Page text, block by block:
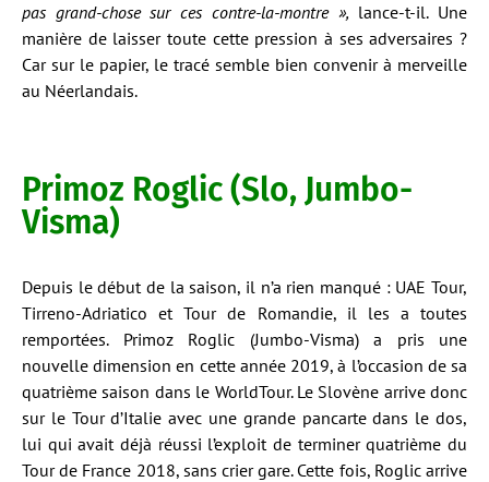
pas grand-chose sur ces contre-la-montre », lance-t-il. Une
manière de laisser toute cette pression à ses adversaires ?
Car sur le papier, le tracé semble bien convenir à merveille
au Néerlandais.
Primoz Roglic (Slo, Jumbo-
Visma)
Depuis le début de la saison, il n’a rien manqué : UAE Tour,
Tirreno-Adriatico et Tour de Romandie, il les a toutes
remportées. Primoz Roglic (Jumbo-Visma) a pris une
nouvelle dimension en cette année 2019, à l’occasion de sa
quatrième saison dans le WorldTour. Le Slovène arrive donc
sur le Tour d’Italie avec une grande pancarte dans le dos,
lui qui avait déjà réussi l’exploit de terminer quatrième du
Tour de France 2018, sans crier gare. Cette fois, Roglic arrive